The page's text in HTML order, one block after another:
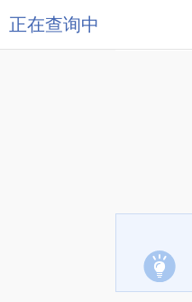
正在查询中